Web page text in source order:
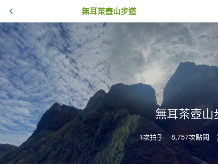
無耳茶壺山步道
無耳茶壺山
1次拍手 8,757次點閱